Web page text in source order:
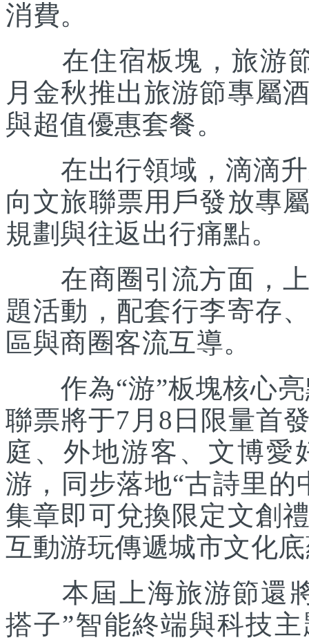
消費。
在住宿板塊，旅游節
月金秋推出旅游節專屬
與超值優惠套餐。
在出行領域，滴滴升
向文旅聯票用戶發放專
規劃與往返出行痛點。
在商圈引流方面，上
題活動，配套行李寄存
區與商圈客流互導。
作為“游”板塊核心亮
聯票將于7月8日限量首
庭、外地游客、文博愛
游，同步落地“古詩里
集章即可兌換限定文創
互動游玩傳遞城市文化
本屆上海旅游節還將
搭子”智能終端與科技